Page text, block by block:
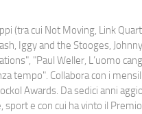
(tra cui Not Moving, Link
Iggy and the Stooges,
"Paul Weller, L’uomo
tempo". Collabora con i mensili
Awards. Da sedici anni
e con cui ha vinto il